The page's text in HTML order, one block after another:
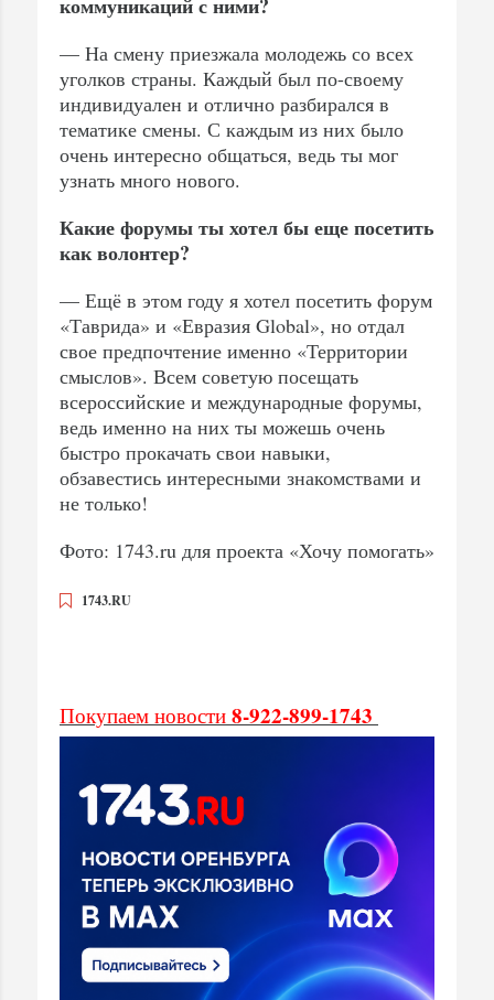
— На смену приезжала молодежь со всех
уголков страны. Каждый был по-своему
индивидуален и отлично разбирался в
тематике смены. С каждым из них было
очень интересно общаться, ведь ты мог
узнать много нового.
Какие форумы ты хотел бы еще посетить
как волонтер?
— Ещё в этом году я хотел посетить форум
«Таврида» и «Евразия Global», но отдал
свое предпочтение именно «Территории
смыслов». Всем советую посещать
всероссийские и международные форумы,
ведь именно на них ты можешь очень
быстро прокачать свои навыки,
обзавестись интересными знакомствами и
не только!
Фото: 1743.ru для проекта «Хочу помогать»
1743.RU
Покупаем новости 8-922-899-1743